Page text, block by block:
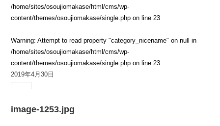
/home/sites/osoujiomakase/html/cms/wp-
content/themes/osoujiomakase/single.php on line 23
Warning: Attempt to read property "category_nicename" on null in
/home/sites/osoujiomakase/html/cms/wp-
content/themes/osoujiomakase/single.php on line 23
2019年4月30日
image-1253.jpg